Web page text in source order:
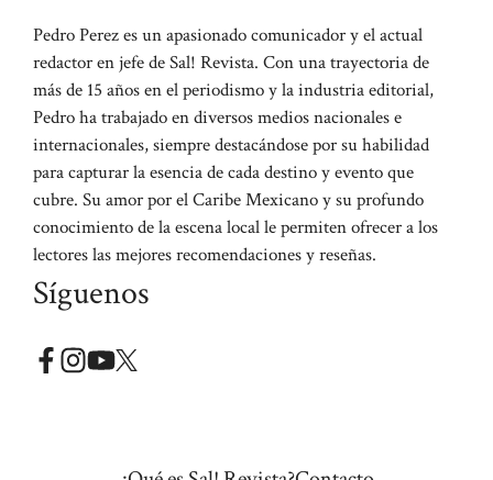
Pedro Perez es un apasionado comunicador y el actual
redactor en jefe de Sal! Revista. Con una trayectoria de
más de 15 años en el periodismo y la industria editorial,
Pedro ha trabajado en diversos medios nacionales e
internacionales, siempre destacándose por su habilidad
para capturar la esencia de cada destino y evento que
cubre. Su amor por el Caribe Mexicano y su profundo
conocimiento de la escena local le permiten ofrecer a los
lectores las mejores recomendaciones y reseñas.
Síguenos